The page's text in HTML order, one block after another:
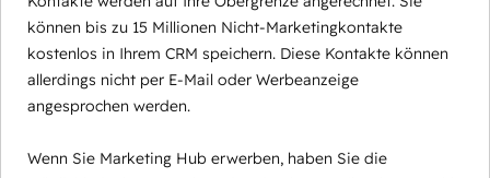
können bis zu 15 Millionen Nicht-Marketingkontakte
kostenlos in Ihrem CRM speichern. Diese Kontakte können
allerdings nicht per E-Mail oder Werbeanzeige
angesprochen werden.
Wenn Sie Marketing Hub erwerben, haben Sie die